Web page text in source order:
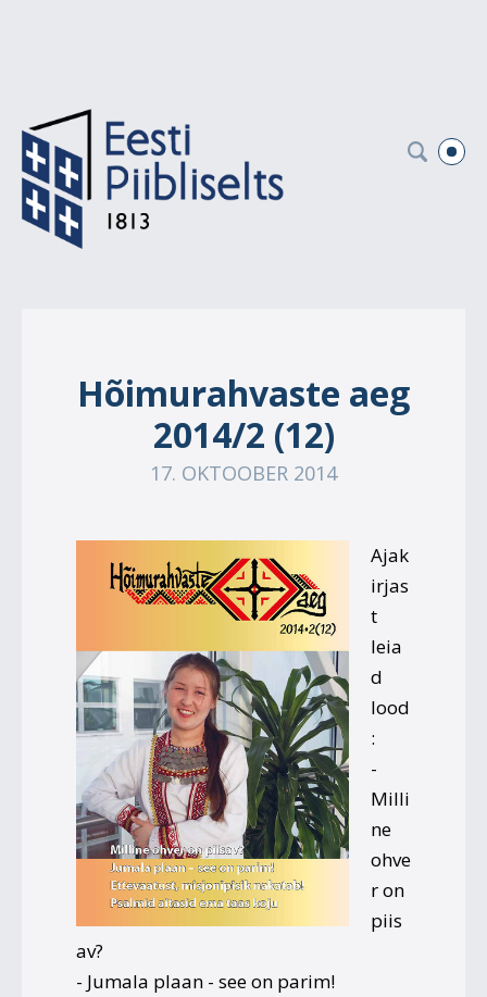
Hõimurahvaste aeg
2014/2 (12)
17. OKTOOBER 2014
Ajak
irjas
t
leia
d
lood
:
-
Milli
ne
ohve
r on
piis
av?
- Jumala plaan - see on parim!